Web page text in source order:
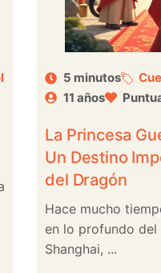
5 minutos
11 años
La Princesa
Un Destino
del Dragón
Hace mucho
en lo profundo
Shanghai, ...